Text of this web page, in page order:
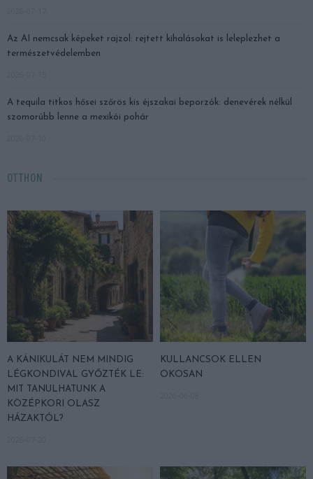
Az AI nemcsak képeket rajzol: rejtett kihalásokat is leleplezhet a
természetvédelemben
A tequila titkos hősei szőrös kis éjszakai beporzók: denevérek nélkül
szomorúbb lenne a mexikói pohár
OTTHON
A KÁNIKULÁT NEM MINDIG
LÉGKONDIVAL GYŐZTÉK LE:
MIT TANULHATUNK A
KÖZÉPKORI OLASZ
HÁZAKTÓL?
KULLANCSOK ELLEN
OKOSAN